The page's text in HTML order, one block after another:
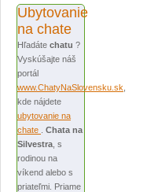
Ubytovanie
na chate
Hľadáte chatu ?
Vyskúšajte náš
portál
www.ChatyNaSlovensku.sk
kde nájdete
ubytovanie na
chate
Chata na
Silvestra , s
rodinou na
víkend alebo s
priateľmi. Priame